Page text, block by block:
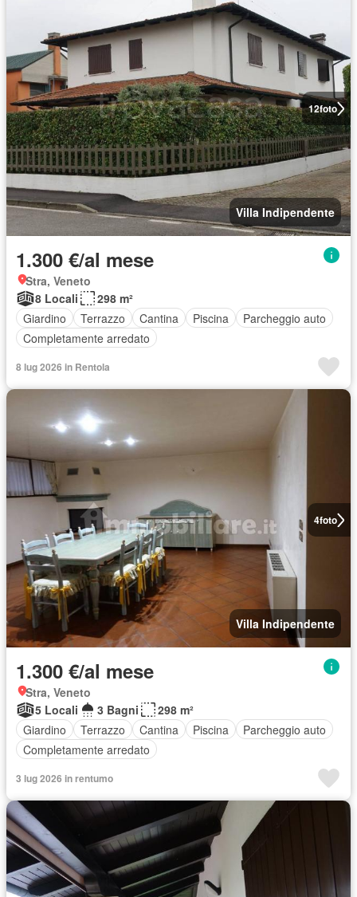
12foto
Villa Indipendente
1.300 €/al mese
Stra, Veneto
8 Locali
298 m²
Giardino
Terrazzo Cantina Piscina
Parcheggio auto
Completamente arredato
8 lug 2026 in Rentola
4foto
Villa Indipendente
1.300 €/al mese
Stra, Veneto
5 Locali
3 Bagni
298 m²
Giardino
Terrazzo Cantina Piscina
Parcheggio auto
Completamente arredato
3 lug 2026 in rentumo